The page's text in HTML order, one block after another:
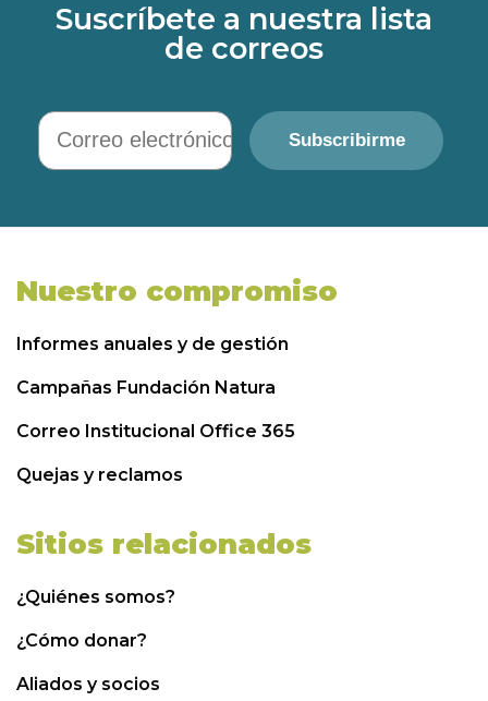
Suscríbete a nuestra lista
de correos
Correo electrónico
Subscribirme
Nuestro compromiso
Informes anuales y de gestión
Campañas Fundación Natura
Correo Institucional Office 365
Quejas y reclamos
Sitios relacionados
¿Quiénes somos?
¿Cómo donar?
Aliados y socios